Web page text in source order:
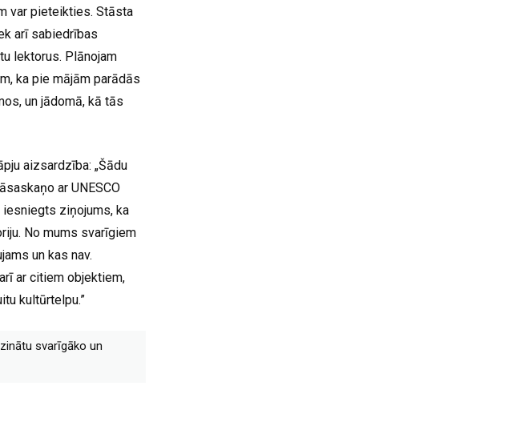
var pieteikties. Stāsta
arī sabiedrības
lektorus. Plānojam
ka pie mājām parādās
un jādomā, kā tās
aizsardzība: „Šādu
ar UNESCO
iesniegts ziņojums, ka
No mums svarīgiem
un kas nav.
ar citiem objektiem,
kultūrtelpu.”
svarīgāko un